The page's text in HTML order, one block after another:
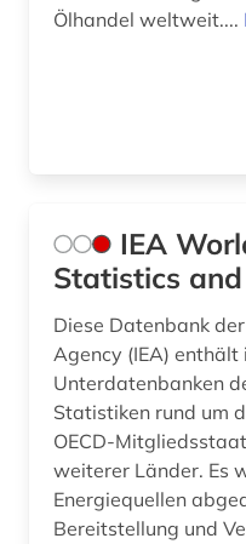
Ölhandel weltweit....
IEA
Statistics
Diese Datenbank
Agency (IEA) enthält
Unterdatenbanken
Statistiken rund um
OECD-
weiterer Länder. Es
Energiequellen
Bereitstellung und